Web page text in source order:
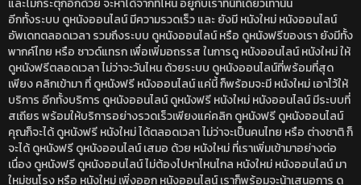
และไม่กระตุกอีกด้วย จะหาได้จากที่ไหน อยู่กับเราที่นี่ที่เดียวเท่านั้น
อีกทั้งระบบ ดูหนังออนไลน์ มีความรวดเร็ว และ ยังมี หนังใหม่ หนังออนไลน์
อัพเดทตลอดเวลา รวมถึงระบบ ดูหนังออนไลน์ หรือ ดูหนังฟรีของเรา ยังมีทั้ง
พากค์ไทย หรือ ซาวด์แทรก เพื่อเพิ่มอถรรส ในการดู หนังออนไลน์ หนังใหม่ ให้
ดูหนังฟรีตลอดเวลา ไม่ว่าจะวันไหน ด้วยระบบ ดูหนังออนไลน์ที่พร้อมที่สุด
เพียง คลิกเข้ามา ที่ ดูหนังฟรี หนังออนไลน์ แค่นี้ ก็พร้อมจะมี หนังใหม่ เอาไว้ให้
บริการ อีกทั้งบริการ ดูหนังออนไลน์ ดูหนังฟรี หนังใหม่ หนังออนไลน์ มีระบบที่
สเถียร พร้อมให้บริการอย่างรวดเร็วเพียงแค่คลิก ดูหนังฟรี ดูหนังออนไลน์
คุณก็จะได้ ดูหนังฟรี หนังใหม่ ได้ตลอดเวลา ไม่ว่าจะเป็นคนไทย หรือ ต่างชาติ ก็
จะได้ ดูหนังฟรี ดูหนังออนไลน์ เสมอ ด้วย หนังใหม่ ที่เราเพิ่มเข้ามาอย่างต่อ
เนื่อง ดูหนังฟรี ดูหนังออนไลน์ ไม่ต้องไปหาไหนไกล หนังใหม่ หนังออนไลน์ มา
ใหม่ชนโรง หรือ หนังใหม่ เพิ่งออก หนังออนไลน์ เราก็พร้อมจะน้าเสนอการ ดู